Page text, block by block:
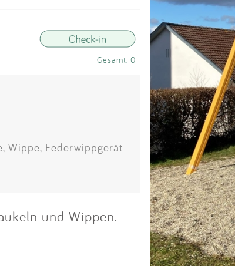
Anmelden
Gesamt: 0
Wippe, Federwippgerät
und Wippen.